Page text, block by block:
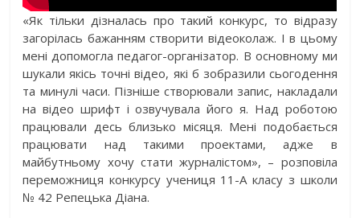
«Як тільки дізналась про такий конкурс, то відразу
загорілась бажанням створити відеоколаж. І в цьому
мені допомогла педагог-організатор. В основному ми
шукали якісь точні відео, які б зобразили сьогодення
та минулі часи. Пізніше створювали запис, накладали
на відео шрифт і озвучувала його я. Над роботою
працювали десь близько місяця. Мені подобається
працювати над такими проектами, адже в
майбутньому хочу стати журналістом», – розповіла
переможниця конкурсу учениця 11-А класу з школи
№ 42 Репецька Діана.